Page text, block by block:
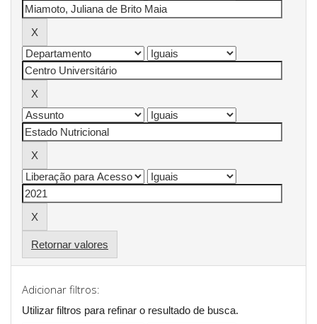
Retornar valores
Adicionar filtros:
Utilizar filtros para refinar o resultado de busca.